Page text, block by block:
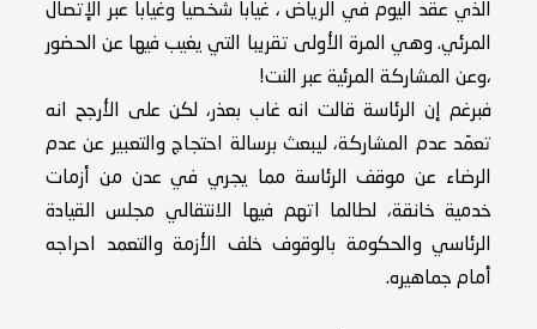
الذي عقد اليوم في الرياض ، غيابا شخصيا وغيابا عبر الإتصال
المرئي. وهي المرة الأولى تقريبا التي يغيب فيها عن الحضور
،وعن المشاركة المرئية عبر النت!
فبرغم إن الرئاسة قالت انه غاب بعذر، لكن على الأرجح انه
تعمّد عدم المشاركة، ليبعث برسالة احتجاج والتعبير عن عدم
الرضاء عن موقف الرئاسة مما يجري في عدن من أزمات
خدمية خانقة، لطالما اتهم فيها الانتقالي مجلس القيادة
الرئاسي والحكومة بالوقوف خلف الأزمة والتعمد احراجه
أمام جماهيره.